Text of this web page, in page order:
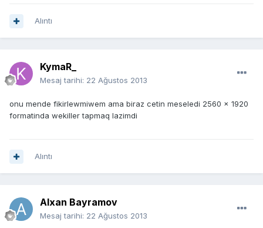
Alıntı
KymaR_
Mesaj tarihi: 22 Ağustos 2013
onu mende fikirlewmiwem ama biraz cetin meseledi 2560 x 1920
formatinda wekiller tapmaq lazimdi
Alıntı
Alxan Bayramov
Mesaj tarihi: 22 Ağustos 2013